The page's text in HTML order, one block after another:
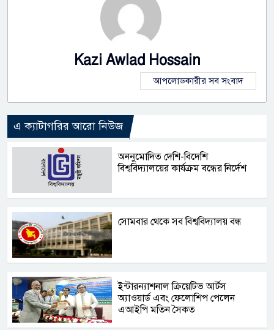
Kazi Awlad Hossain
আপলোডকারীর সব সংবাদ
এ ক্যাটাগরির আরো নিউজ
অননুমোদিত দেশি-বিদেশি
বিশ্ববিদ্যালয়ের কার্যক্রম বন্ধের নির্দেশ
সোমবার থেকে সব বিশ্ববিদ্যালয় বন্ধ
ইন্টারন্যাশনাল ক্রিয়েটিভ আর্টস
অ্যাওয়ার্ড এবং ফেলোশিপ পেলেন
এআইপি মতিন সৈকত